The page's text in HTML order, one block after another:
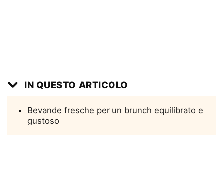
IN QUESTO ARTICOLO
Bevande fresche per un brunch equilibrato e
gustoso